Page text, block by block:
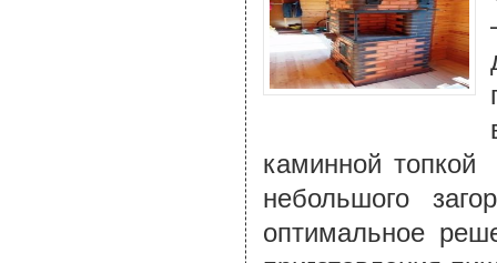
каминной топкой
небольшого
оптимальное